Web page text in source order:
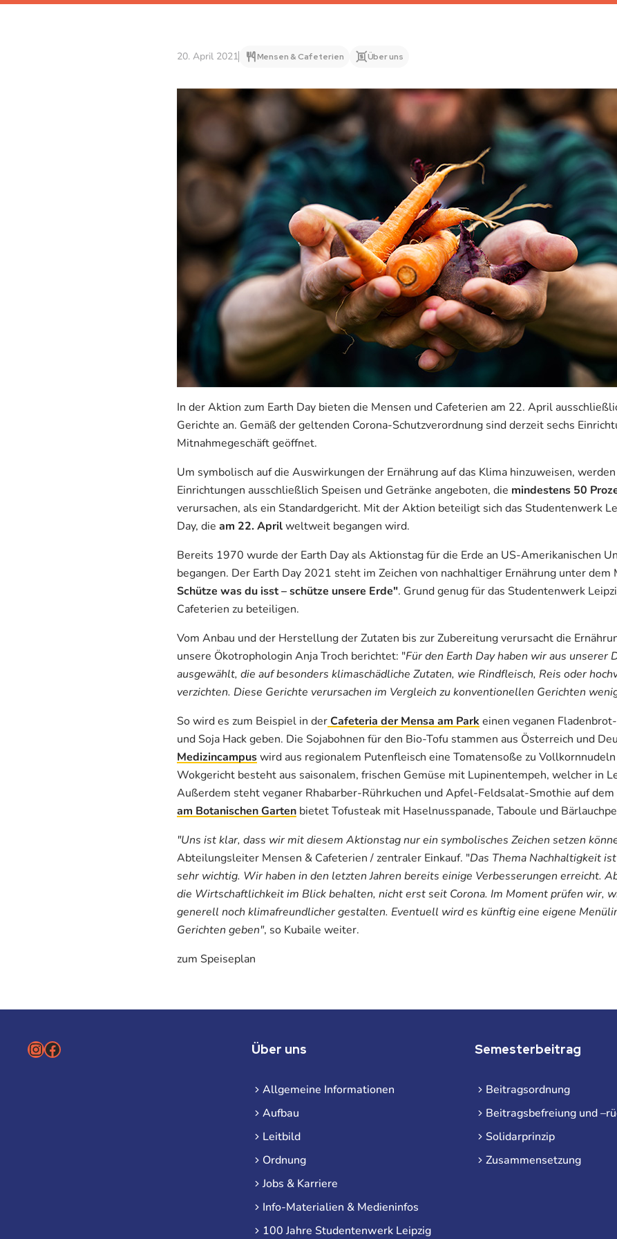
20. April 2021 Mensen & Cafeterien Über uns
In der Aktion zum Earth Day bieten die Mensen und Cafeterien am 22. April
Gerichte an. Gemäß der geltenden Corona-Schutzverordnung sind derzeit sechs
Mitnahmegeschäft geöffnet.
Um symbolisch auf die Auswirkungen der Ernährung auf das Klima hinzuweisen,
Einrichtungen ausschließlich Speisen und Getränke angeboten, die mindestens 50
verursachen, als ein Standardgericht. Mit der Aktion beteiligt sich das Studentenwerk
Day, die am 22. Aprilweltweit begangen wird.
Bereits 1970 wurde der Earth Day als Aktionstag für die Erde an US-Amerikanischen
begangen. Der Earth Day 2021 steht im Zeichen von nachhaltiger Ernährung unter dem
Schütze was du isst – schütze unsere Erde". Grund genug für das Studentenwerk
Cafeterien zu beteiligen.
Vom Anbau und der Herstellung der Zutaten bis zur Zubereitung verursacht die
unsere Ökotrophologin Anja Troch berichtet: "Für den Earth Day haben wir aus unserer
ausgewählt, die auf besonders klimaschädliche Zutaten, wie Rindfleisch, Reis oder
verzichten. Diese Gerichte verursachen im Vergleich zu konventionellen Gerichten
So wird es zum Beispiel in derCafeteria der Mensa am Park einen veganen
und Soja Hack geben. Die Sojabohnen für den Bio-Tofu stammen aus Österreich und
Medizincampuswird aus regionalem Putenfleisch eine Tomatensoße zu
Wokgericht besteht aus saisonalem, frischen Gemüse mit Lupinentempeh, welcher in
Außerdem steht veganer Rhabarber-Rührkuchen und Apfel-Feldsalat-Smothie auf dem
am Botanischen Gartenbietet Tofusteak mit Haselnusspanade, Taboule und
"Uns ist klar, dass wir mit diesem Aktionstag nur ein symbolisches Zeichen setzen
Abteilungsleiter Mensen & Cafeterien / zentraler Einkauf. "Das Thema Nachhaltigkeit
sehr wichtig. Wir haben in den letzten Jahren bereits einige Verbesserungen erreicht.
die Wirtschaftlichkeit im Blick behalten, nicht erst seit Corona. Im Moment prüfen wir,
generell noch klimafreundlicher gestalten. Eventuell wird es künftig eine eigene
Gerichten geben", so Kubaile weiter.
zum Speiseplan
Instagram
Facebook Über uns
Allgemeine Informationen
Aufbau
Leitbild
Ordnung
Jobs & Karriere
Info-Materialien & Medieninfos
100 Jahre Studentenwerk Leipzig
Semesterbeitrag
Beitragsordnung
Beitragsbefreiung und
Solidarprinzip
Zusammensetzung